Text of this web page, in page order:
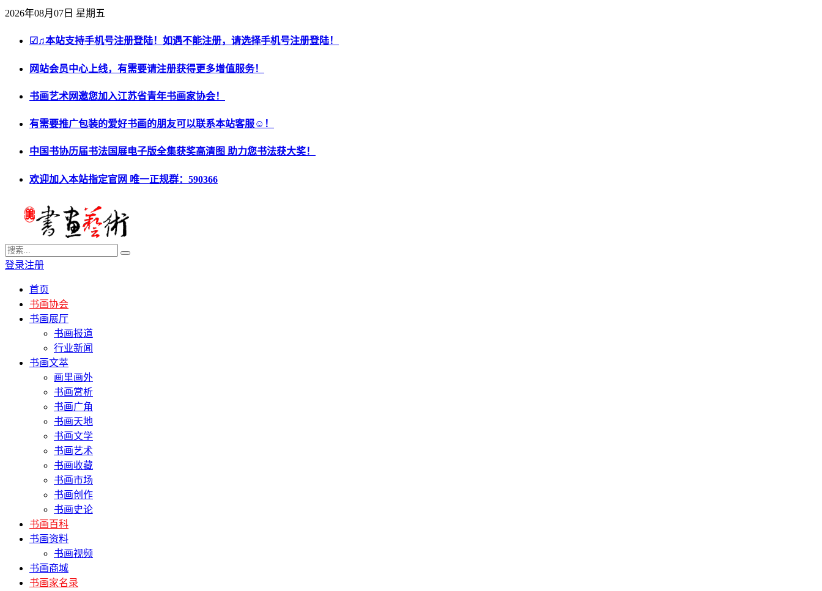
2026年08月07日 星期五
☑♫本站支持手机号注册登陆！如遇不能注册，请选择手机号注册登陆！
网站会员中心上线，有需要请注册获得更多增值服务！
书画艺术网邀您加入江苏省青年书画家协会！
有需要推广包装的爱好书画的朋友可以联系本站客服☺！
中国书协历届书法国展电子版全集获奖高清图 助力您书法获大奖！
欢迎加入本站指定官网 唯一正规群：590366
登录注册
首页
书画协会
书画展厅
书画报道
行业新闻
书画文萃
画里画外
书画赏析
书画广角
书画天地
书画文学
书画艺术
书画收藏
书画市场
书画创作
书画史论
书画百科
书画资料
书画视频
书画商城
书画家名录